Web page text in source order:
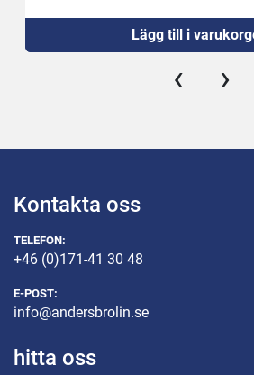
Lägg till i
‹ ›
Kontakta oss
TELEFON:
+46 (0)171-41 30 48
E-POST:
info@andersbrolin.se
hitta oss